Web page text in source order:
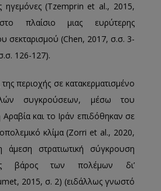
ηγεμόνες (Tzemprin et al., 2015,
πλαίσιο μιας ευρύτερης
σεκταρισμού (Chen, 2017, σ.σ. 3-
126-127).
περιοχής σε κατακερματισμένο
συγκρούσεων, μέσω του
και το Ιράν επιδόθηκαν σε
κλίμα (Zorri et al., 2020,
στρατιωτική σύγκρουση
βάρος των πολέμων δι’
2015, σ. 2) (ειδάλλως γνωστό